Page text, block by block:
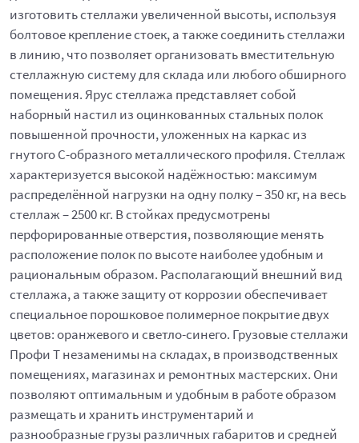
изготовить стеллажи увеличенной высоты, используя
болтовое крепление стоек, а также соединить стеллажи
в линию, что позволяет организовать вместительную
стеллажную систему для склада или любого обширного
помещения. Ярус стеллажа представляет собой
наборный настил из оцинкованных стальных полок
повышенной прочности, уложенных на каркас из
гнутого С-образного металлического профиля. Стеллаж
характеризуется высокой надёжностью: максимум
распределённой нагрузки на одну полку – 350 кг, на весь
стеллаж – 2500 кг. В стойках предусмотрены
перфорированные отверстия, позволяющие менять
расположение полок по высоте наиболее удобным и
рациональным образом. Располагающий внешний вид
стеллажа, а также защиту от коррозии обеспечивает
специальное порошковое полимерное покрытие двух
цветов: оранжевого и светло-синего. Грузовые стеллажи
Профи Т незаменимы на складах, в производственных
помещениях, магазинах и ремонтных мастерских. Они
позволяют оптимальным и удобным в работе образом
размещать и хранить инструментарий и
разнообразные грузы различных габаритов и средней